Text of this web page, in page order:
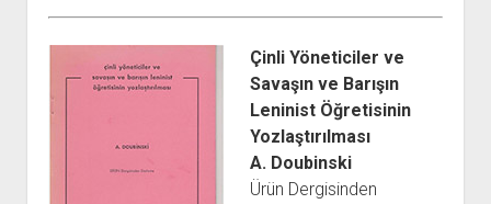
FİDEF KİTAPLIĞI
TDF KİTAPLIĞI
GDF KİTAPLIĞI
Çinli Yöneticiler ve
Savaşın ve Barışın
Leninist Öğretisinin
Yozlaştırılması
A. Doubinski
Ürün Dergisinden